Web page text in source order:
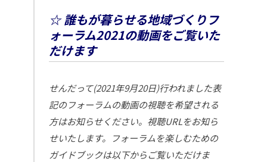
☆ 誰もが暮らせる地域づくりフ
ォーラム2021の動画をご覧いた
だけます
せんだって(2021年9月20日)行われました表
記のフォーラムの動画の視聴を希望される
方はお知らせください。視聴URLをお知ら
せいたします。フォーラムを楽しむための
ガイドブックは以下からご覧いただけま